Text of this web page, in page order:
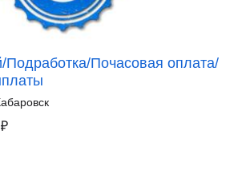
Подработка/Почасовая оплата/
₽